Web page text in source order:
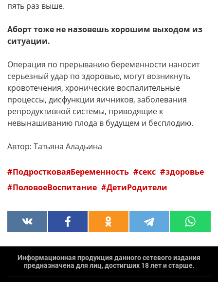
пять раз выше.
Аборт тоже не назовешь хорошим выходом из
ситуации.
Операция по прерыванию беременности наносит
серьезный удар по здоровью, могут возникнуть
кровотечения, хронические воспалительные
процессы, дисфункции яичников, заболевания
репродуктивной системы, приводящие к
невынашиванию плода в будущем и бесплодию.
Автор: Татьяна Аладьина
ПодростковаяБеременность секс
здоровье
ПоловоеВоспитание
ДетиРодители
Информационная продукция данного сетевого издания
предназначена для лиц, достигших 18 лет и старше.